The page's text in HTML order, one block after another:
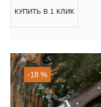
КУПИТЬ В 1 КЛИК
-18 %